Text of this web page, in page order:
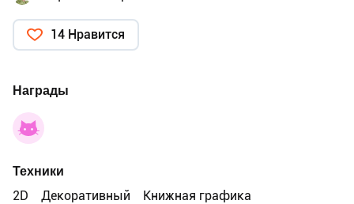
14 Нравится
Награды
Техники
2D
Декоративный Книжная графика